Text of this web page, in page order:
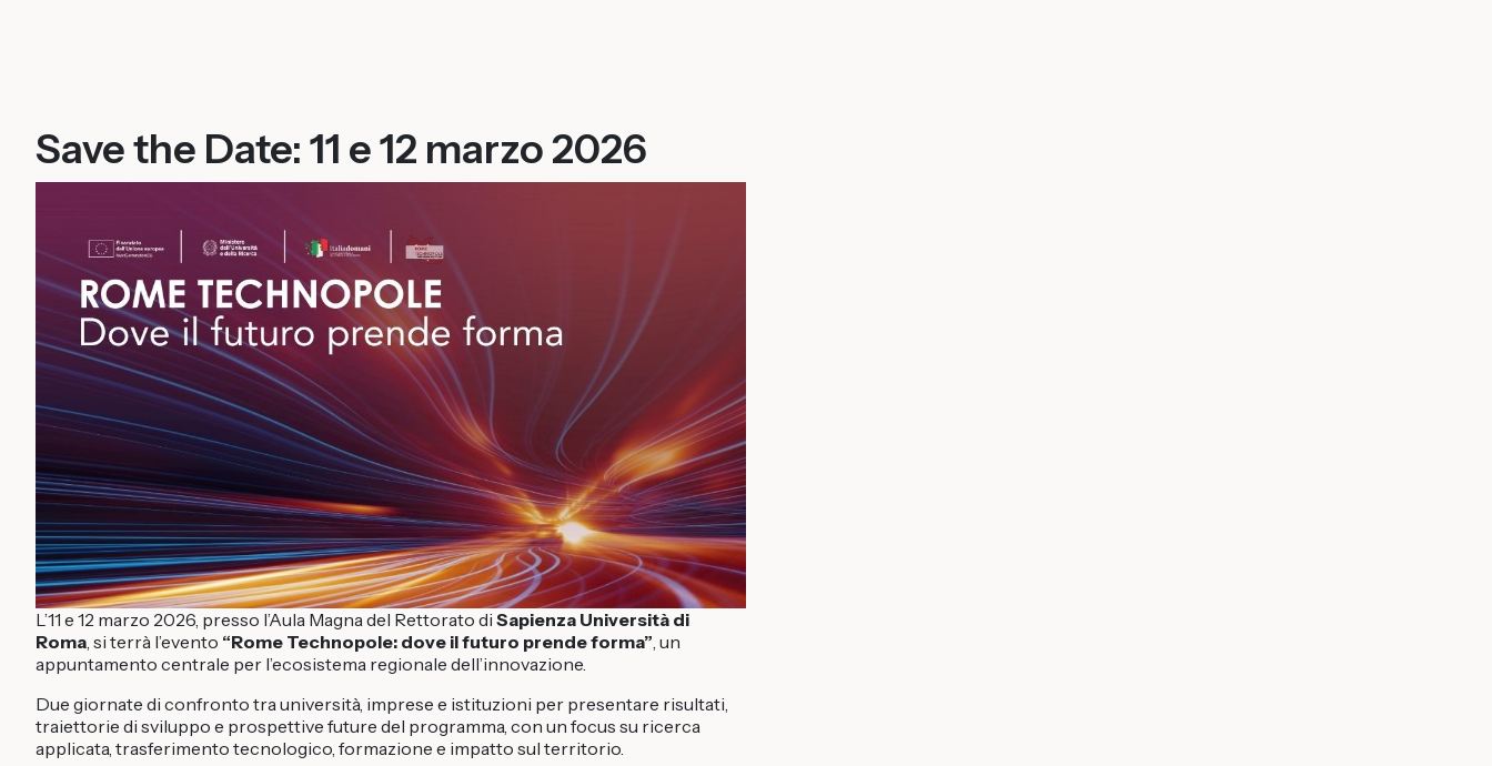
Save the Date: 11 e 12 marzo 2026
L’11 e 12 marzo 2026, presso l’Aula Magna del Rettorato di Sapienza Università di
Roma, si terrà l’evento “Rome Technopole: dove il futuro prende forma”, un
appuntamento centrale per l’ecosistema regionale dell’innovazione.
Due giornate di confronto tra università, imprese e istituzioni per presentare risultati,
traiettorie di sviluppo e prospettive future del programma, con un focus su ricerca
applicata, trasferimento tecnologico, formazione e impatto sul territorio.